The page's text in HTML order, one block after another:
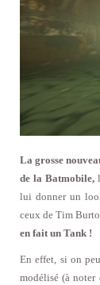
La grosse
de la Batmobile,
lui donner un
ceux de Tim
en fait un Tank !
En effet, si on
modélisé (à noter